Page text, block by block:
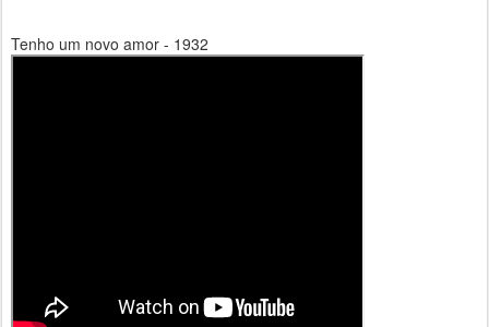
Tenho um novo amor - 1932